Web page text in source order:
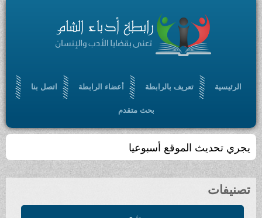
الرئيسية تعريف بالرابطة أعضاء الرابطة اتصل بنا
بحث متقدم
يجري تحديث الموقع أسبوعيا
تصنيفات